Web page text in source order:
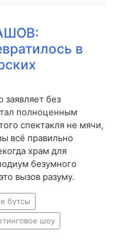
в
без
полноценным
спектакля не мячи,
всё правильно
храм для
безумного
вызов разуму.
бутсы
шоу